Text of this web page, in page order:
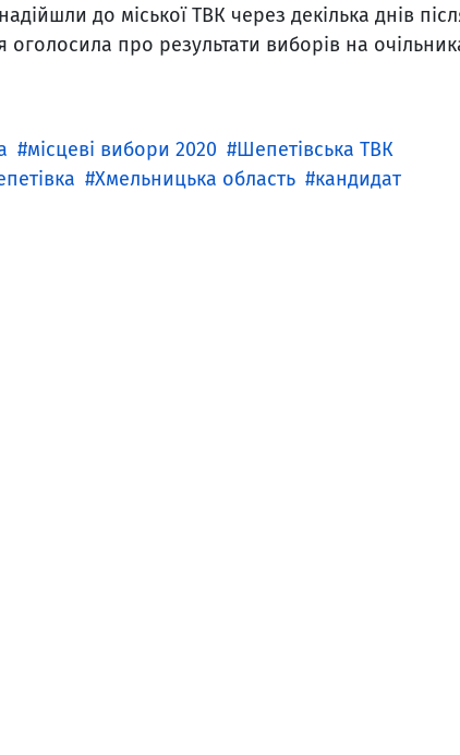
до міської ТВК через декілька днів
оголосила про результати виборів на
місцеві вибори 2020
Шепетівська ТВК
Хмельницька область
кандидат